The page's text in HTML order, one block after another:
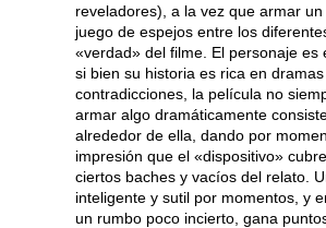
reveladores), a la vez que armar
juego de espejos entre los
«verdad» del filme. El personaje es
si bien su historia es rica en
contradicciones, la película no
armar algo dramáticamente
alrededor de ella, dando por
impresión que el «dispositivo»
ciertos baches y vacíos del relato.
inteligente y sutil por momentos, y
un rumbo poco incierto, gana